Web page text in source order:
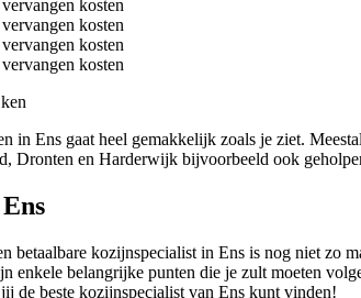
Ens gaat heel gemakkelijk zoals je ziet.
Dronten en Harderwijk bijvoorbeeld ook
betaalbare kozijnspecialist in Ens is nog niet
enkele belangrijke punten die je zult moeten
de beste kozijnspecialist van Ens kunt vinden!